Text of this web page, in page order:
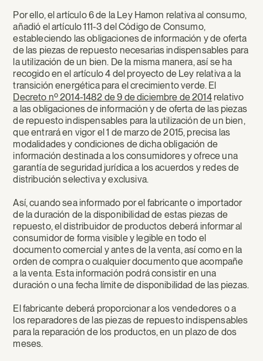
Por ello, el artículo 6 de la Ley Hamon relativa al consumo,
añadió el artículo 111-3 del Código de Consumo,
estableciendo las obligaciones de información y de oferta
de las piezas de repuesto necesarias indispensables para
la utilización de un bien. De la misma manera, así se ha
recogido en el artículo 4 del proyecto de Ley relativa a la
transición energética para el crecimiento verde. El
Decreto nº 2014-1482 de 9 de diciembre de 2014relativo
a las obligaciones de información y de oferta de las piezas
de repuesto indispensables para la utilización de un bien,
que entrará en vigor el 1 de marzo de 2015, precisa las
modalidades y condiciones de dicha obligación de
información destinada a los consumidores y ofrece una
garantía de seguridad jurídica a los acuerdos y redes de
distribución selectiva y exclusiva.
Así, cuando sea informado por el fabricante o importador
de la duración de la disponibilidad de estas piezas de
repuesto, el distribuidor de productos deberá informar al
consumidor de forma visible y legible en todo el
documento comercial y antes de la venta, así como en la
orden de compra o cualquier documento que acompañe
a la venta. Esta información podrá consistir en una
duración o una fecha límite de disponibilidad de las piezas.
El fabricante deberá proporcionar a los vendedores o a
los reparadores de las piezas de repuesto indispensables
para la reparación de los productos, en un plazo de dos
meses.